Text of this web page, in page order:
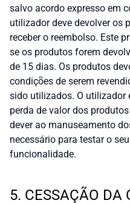
salvo acordo expresso em
utilizador deve devolver os
receber o reembolso. Este
se os produtos forem
de 15 dias. Os produtos
condições de serem
sido utilizados. O utilizador
perda de valor dos
dever ao manuseamento
necessário para testar o
funcionalidade.
5. CESSAÇÃO DA